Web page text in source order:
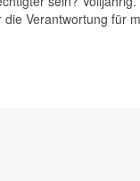
Verantwortung für